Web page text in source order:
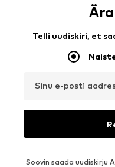
Telli uudiskiri, et
Sinu e-posti
Soovin saada uudiskirju